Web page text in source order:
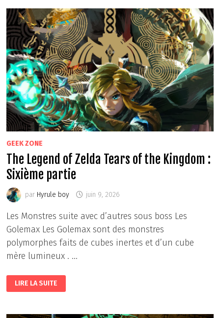
OF
THE
KINGDOM
:
SEPTIÈME
PARTIE
–
LES
ARMES
GEEK ZONE
The Legend of Zelda Tears of the Kingdom :
Sixième partie
par Hyrule boy juin 9, 2026
Les Monstres suite avec d’autres sous boss Les
Golemax Les Golemax sont des monstres
polymorphes faits de cubes inertes et d’un cube
mère lumineux . …
THE
LEGEND
OF
OF
LIRE LA SUITE